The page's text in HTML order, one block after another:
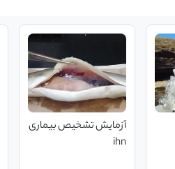
آزمایش تشخیص بیماری
ihn